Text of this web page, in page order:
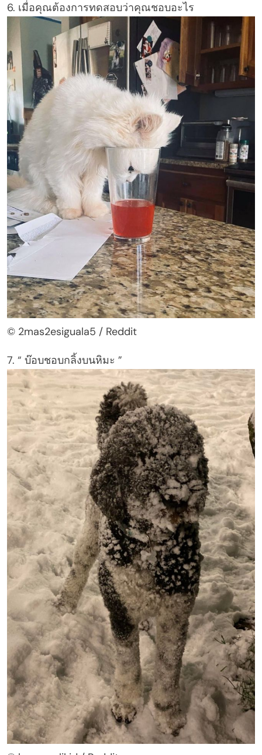
6. เมื่อคุณต้องการทดสอบว่าคุณชอบอะไร
© 2mas2esiguala5 / Reddit
7. “ บ๊อบชอบกลิ้งบนหิมะ ”